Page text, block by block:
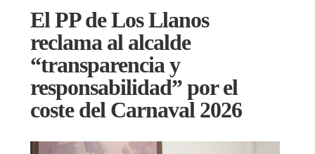
El PP de Los Llanos
reclama al alcalde
“transparencia y
responsabilidad” por el
coste del Carnaval 2026